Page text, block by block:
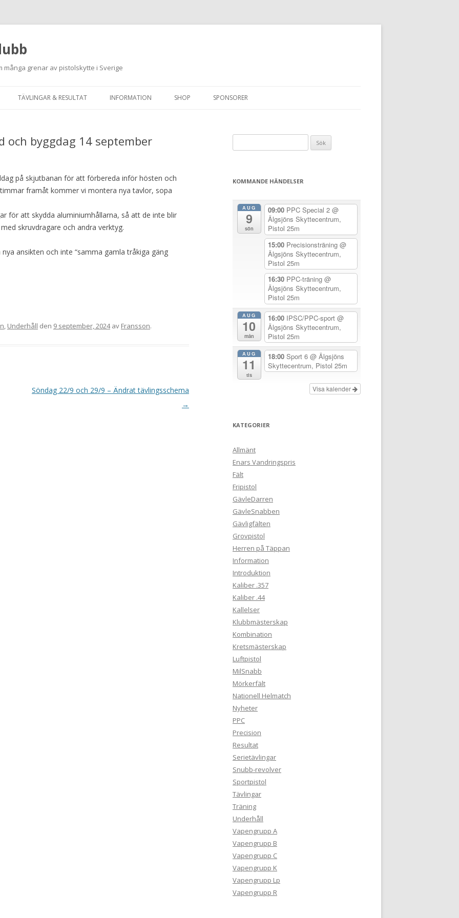
många grenar av pistolskytte i Sverige
till
TÄVLINGAR & RESULTAT
SKJUTPROGRAM 2026
INFORMATION
INTEGRITETSPOLICY
FÄLTSKYTTE
FÖRENINGSINTYG
MILJÖAMMUNITION?
SHOP SPONSORER
och byggdag 14 september
på skjutbanan för att förbereda inför hösten och
framåt kommer vi montera nya tavlor, sopa
för att skydda aluminiumhållarna, så att de inte blir
skruvdragare och andra verktyg.
ansikten och inte “samma gamla tråkiga gäng
, Underhåll den 9 september, 2024av Fransson.
Söndag 22/9 och 29/9 – Ändrat tävlingsschema
→
efter:
KOMMANDE HÄNDELSER
AUG
9
sön
09:00 PPC Special 2 @
Älgsjöns Skyttecentrum,
Pistol 25m
15:00 Precisionsträning @
Älgsjöns Skyttecentrum,
Pistol 25m
16:30 PPC-träning @
Älgsjöns Skyttecentrum,
Pistol 25m
AUG
10
mån
16:00 IPSC/PPC-sport @
Älgsjöns Skyttecentrum,
Pistol 25m
AUG
11
tis
18:00 Sport 6 @ Älgsjöns
Skyttecentrum, Pistol 25m
Visa kalender
KATEGORIER
Allmänt
Enars Vandringspris
Fält
Fripistol
GävleDarren
GävleSnabben
Gävligfälten
Grovpistol
Herren på Täppan
Information
Introduktion
Kaliber .357
Kaliber .44
Kallelser
Klubbmästerskap
Kombination
Kretsmästerskap
Luftpistol
MilSnabb
Mörkerfält
Nationell Helmatch
Nyheter
PPC
Precision
Resultat
Serietävlingar
Snubb-revolver
Sportpistol
Tävlingar
Träning
Underhåll
Vapengrupp A
Vapengrupp B
Vapengrupp C
Vapengrupp K
Vapengrupp Lp
Vapengrupp R